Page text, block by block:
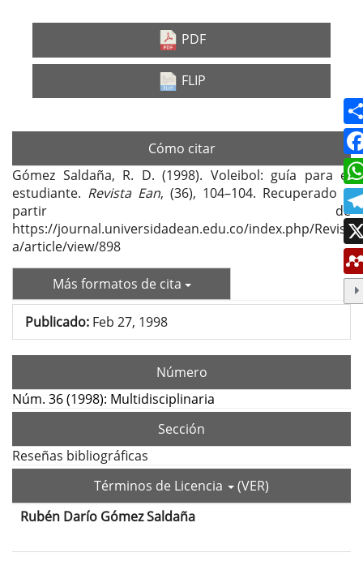
PDF
FLIP
Cómo citar
Gómez Saldaña, R. D. (1998). Voleibol: guía para el
estudiante. Revista Ean, (36), 104–104. Recuperado a
partir de
https://journal.universidadean.edu.co/index.php/Revist
a/article/view/898
Más formatos de cita
Publicado: Feb 27, 1998
Número
Núm. 36 (1998): Multidisciplinaria
Sección
Reseñas bibliográficas
Términos de Licencia
(VER)
Contenido
principal
Rubén Darío Gómez Saldaña